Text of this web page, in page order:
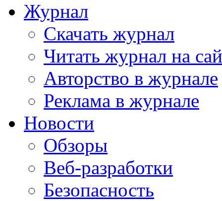
Журнал
Скачать журнал
Читать журнал на
Авторство в журнале
Реклама в журнале
Новости
Обзоры
Веб-разработки
Безопасность